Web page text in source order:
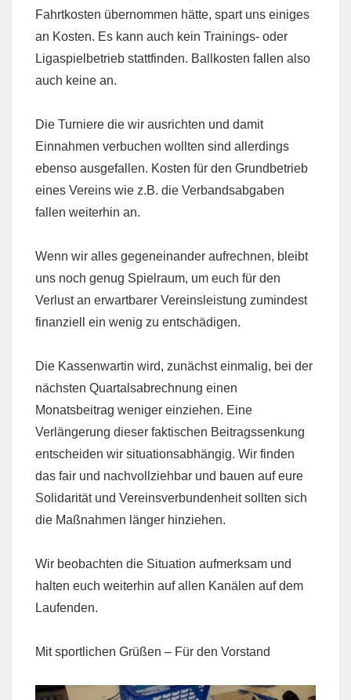
Fahrtkosten übernommen hätte, spart uns einiges
an Kosten. Es kann auch kein Trainings- oder
Ligaspielbetrieb stattfinden. Ballkosten fallen also
auch keine an.
Die Turniere die wir ausrichten und damit
Einnahmen verbuchen wollten sind allerdings
ebenso ausgefallen. Kosten für den Grundbetrieb
eines Vereins wie z.B. die Verbandsabgaben
fallen weiterhin an.
Wenn wir alles gegeneinander aufrechnen, bleibt
uns noch genug Spielraum, um euch für den
Verlust an erwartbarer Vereinsleistung zumindest
finanziell ein wenig zu entschädigen.
Die Kassenwartin wird, zunächst einmalig, bei der
nächsten Quartalsabrechnung einen
Monatsbeitrag weniger einziehen. Eine
Verlängerung dieser faktischen Beitragssenkung
entscheiden wir situationsabhängig. Wir finden
das fair und nachvollziehbar und bauen auf eure
Solidarität und Vereinsverbundenheit sollten sich
die Maßnahmen länger hinziehen.
Wir beobachten die Situation aufmerksam und
halten euch weiterhin auf allen Kanälen auf dem
Laufenden.
Mit sportlichen Grüßen – Für den Vorstand